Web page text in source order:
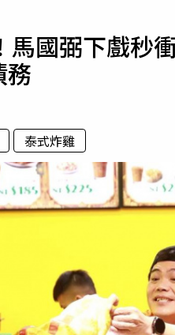
專欄
新勢力
馬國弼下戲
務
泰式炸雞